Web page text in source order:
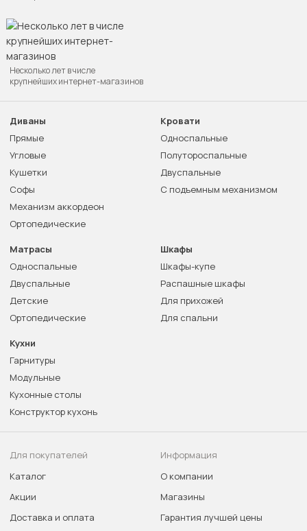
Несколько лет в числе
крупнейших интернет-магазинов
Диваны
Прямые
Угловые
Кушетки
Софы
Механизм аккордеон
Ортопедические
Кровати
Односпальные
Полутороспальные
Двуспальные
С подъемным механизмом
Матрасы
Односпальные
Двуспальные
Детские
Ортопедические
Шкафы
Шкафы-купе
Распашные шкафы
Для прихожей
Для спальни
Кухни
Гарнитуры
Модульные
Кухонные столы
Конструктор кухонь
Для покупателей
Каталог
Акции
Доставка и оплата
Информация
О компании
Магазины
Гарантия лучшей цены